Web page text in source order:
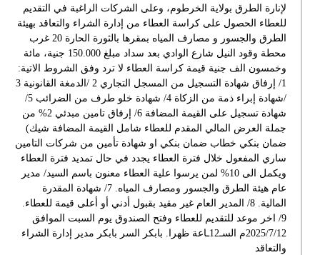
لإنارة الطرق بولاية الخرطوم، وعلى الشركات الراغبة في التقديم
للعطاء الحصول على كراسة العطاء من إدارة الشراء والتعاقد بهيئة
الطرق والجسور و مصارف المياه بمقرها بالثورة الحارة 20 غرب
محطة وقود النيل شارع الوادي بعد سداد مبلغ 150.000 جنية، مائة
وخمسون الف جنية قيمة كراسة العطاء لا ترد وفق الشروط الاتية:
1/ إرفاق شهادة التسجيل من المسجل التجاري 2 /الدمغة القانونية 3
/شهادة إبراء ذمة من الزكاة 4/ شهادة خلو طرف من الضرائب 5/
شهادة تسجيل على القيمة المضافة 6/ إرفاق تامين مبدئي 2% من
جملة العرض المالي المقدم للعطاء شامل القيمة المضافة شيك)
ضمان بنكي خطاب ضمان بنكي او شهادة تأمين من شركات التامين
ساري المفعول خلال فترة العطاء يجدد في حال تمديد فترة العطاء
ويكمل الى 10% لمن يرسوا علية العطاء معنون باسم السيد/ مدير
عام هيئة الطرق والجسور ومصارف المياه. 7/ شهادة المقدرة
المالية. 8/ المدير العام غير مقيد بقبول أدني أو أعلى قيمة للعطاء.
9/ اخر موعد للتقديم للعطاء وفتح الصندوق يوم السبت الموافق
2025/7/12م السـ12ـاعة ظهرا. بابكر السر بابكر مدير إدارة الشراء
والتعاقد